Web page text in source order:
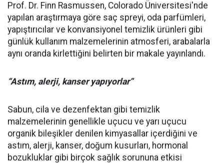
Prof. Dr. Finn Rasmussen, Colorado Üniversitesi'nde
yapılan araştırmaya göre saç spreyi, oda parfümleri,
yapıştırıcılar ve konvansiyonel temizlik ürünleri gibi
günlük kullanım malzemelerinin atmosferi, arabalarla
aynı oranda kirlettiğini belirten bir makale yayınlandı.
“Astım, alerji, kanser yapıyorlar”
Sabun, cila ve dezenfektan gibi temizlik
malzemelerinin genellikle uçucu ve yarı uçucu
organik bileşikler denilen kimyasallar içerdiğini ve
astım, alerji, kanser, doğum kusurları, hormonal
bozukluklar gibi birçok sağlık sorununa etkisi